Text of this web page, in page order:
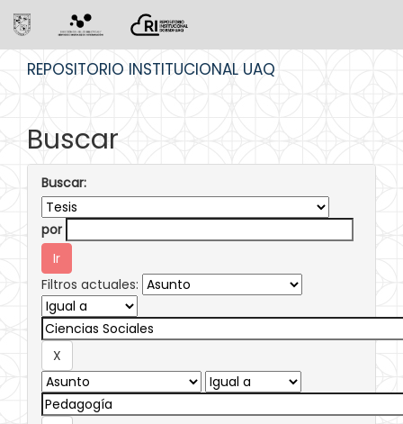
REPOSITORIO INSTITUCIONAL UAQ
Buscar
Buscar:
por
Filtros actuales: